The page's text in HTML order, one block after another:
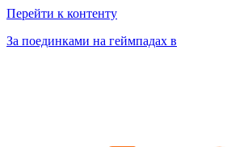
Перейти к контенту
За поединками на геймпадах в